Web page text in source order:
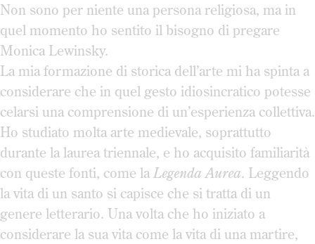
Non sono per niente una persona religiosa, ma in
quel momento ho sentito il bisogno di pregare
Monica Lewinsky.
La mia formazione di storica dell’arte mi ha spinta a
considerare che in quel gesto idiosincratico potesse
celarsi una comprensione di un’esperienza collettiva.
Ho studiato molta arte medievale, soprattutto
durante la laurea triennale, e ho acquisito familiarità
con queste fonti, come la Legenda Aurea. Leggendo
la vita di un santo si capisce che si tratta di un
genere letterario. Una volta che ho iniziato a
considerare la sua vita come la vita di una martire,